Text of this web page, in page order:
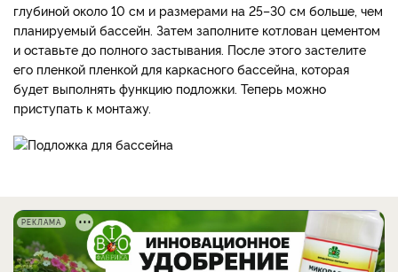
глубиной около 10 см и размерами на 25–30 см больше, чем
планируемый бассейн. Затем заполните котлован цементом
и оставьте до полного застывания. После этого застелите
его пленкой пленкой для каркасного бассейна, которая
будет выполнять функцию подложки. Теперь можно
приступать к монтажу.
РЕКЛАМА